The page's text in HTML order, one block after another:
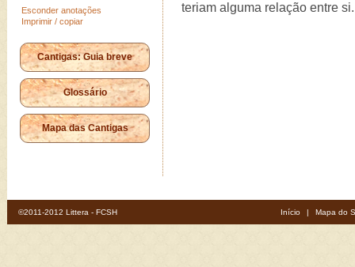
Esconder anotações
Imprimir / copiar
Cantigas: Guia breve
Glossário
Mapa das Cantigas
teriam alguma relação entre si.
©2011-2012 Littera - FCSH Início | Mapa do